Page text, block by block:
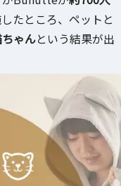
たところ、ペットと
ゃんという結果が出